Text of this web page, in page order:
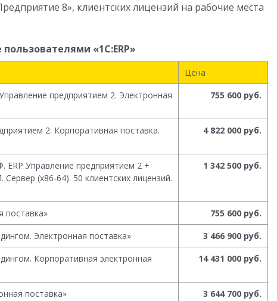
8», клиентских лицензий на рабочие места
«1С:ERP»
Цена
предприятием 2. Электронная
755 600 руб.
2. Корпоративная поставка.
4 822 000 руб.
ERP Управление предприятием 2 +
(x86-64). 50 клиентских лицензий.
1 342 500 руб.
поставка»
755 600 руб.
Электронная поставка»
3 466 900 руб.
Корпоративная электронная
14 431 000 руб.
поставка»
3 644 700 руб.